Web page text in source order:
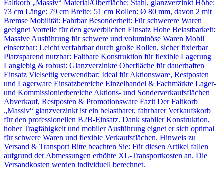
Faltkorb „Massiv“ Material/Oberfläche: Stahl, glanzverzinkt Höhe:
73 cm Länge: 79 cm Breite: 51 cm Rollen: Ø 80 mm, davon 2 mit
Bremse Mobilität: Fahrbar Besonderheit: Für schwerere Waren
geeignet Vorteile für den gewerblichen Einsatz Hohe Belastbarkeit:
Massive Ausführung für schwere und voluminöse Waren Mobil
einsetzbar: Leicht verfahrbar durch große Rollen, sicher fixierbar
Platzsparend nutzbar: Faltbare Konstruktion für flexible Lagerung
Langlebig & robust: Glanzverzinkte Oberfläche für dauerhaften
Einsatz Vielseitig verwendbar: Ideal für Aktionsware, Restposten
und Lagerware Einsatzbereiche Einzelhandel & Fachmärkte Lager-
und Kommissionierbereiche Aktions- und Sonderverkaufsflächen
Abverkauf, Restposten & Promotionsware Fazit Der Faltkorb
„Massiv“ glanzverzinkt ist ein belastbarer, fahrbarer Verkaufskorb
für den professionellen B2B-Einsatz. Dank stabiler Konstruktion,
hoher Tragfähigkeit und mobiler Ausführung eignet er sich optimal
für schwere Waren und flexible Verkaufsflächen. Hinweis zu
Versand & Transport Bitte beachten Sie: Für diesen Artikel fallen
aufgrund der Abmessungen erhöhte XL-Transportkosten an. Die
Versandkosten werden individuell berechnet.